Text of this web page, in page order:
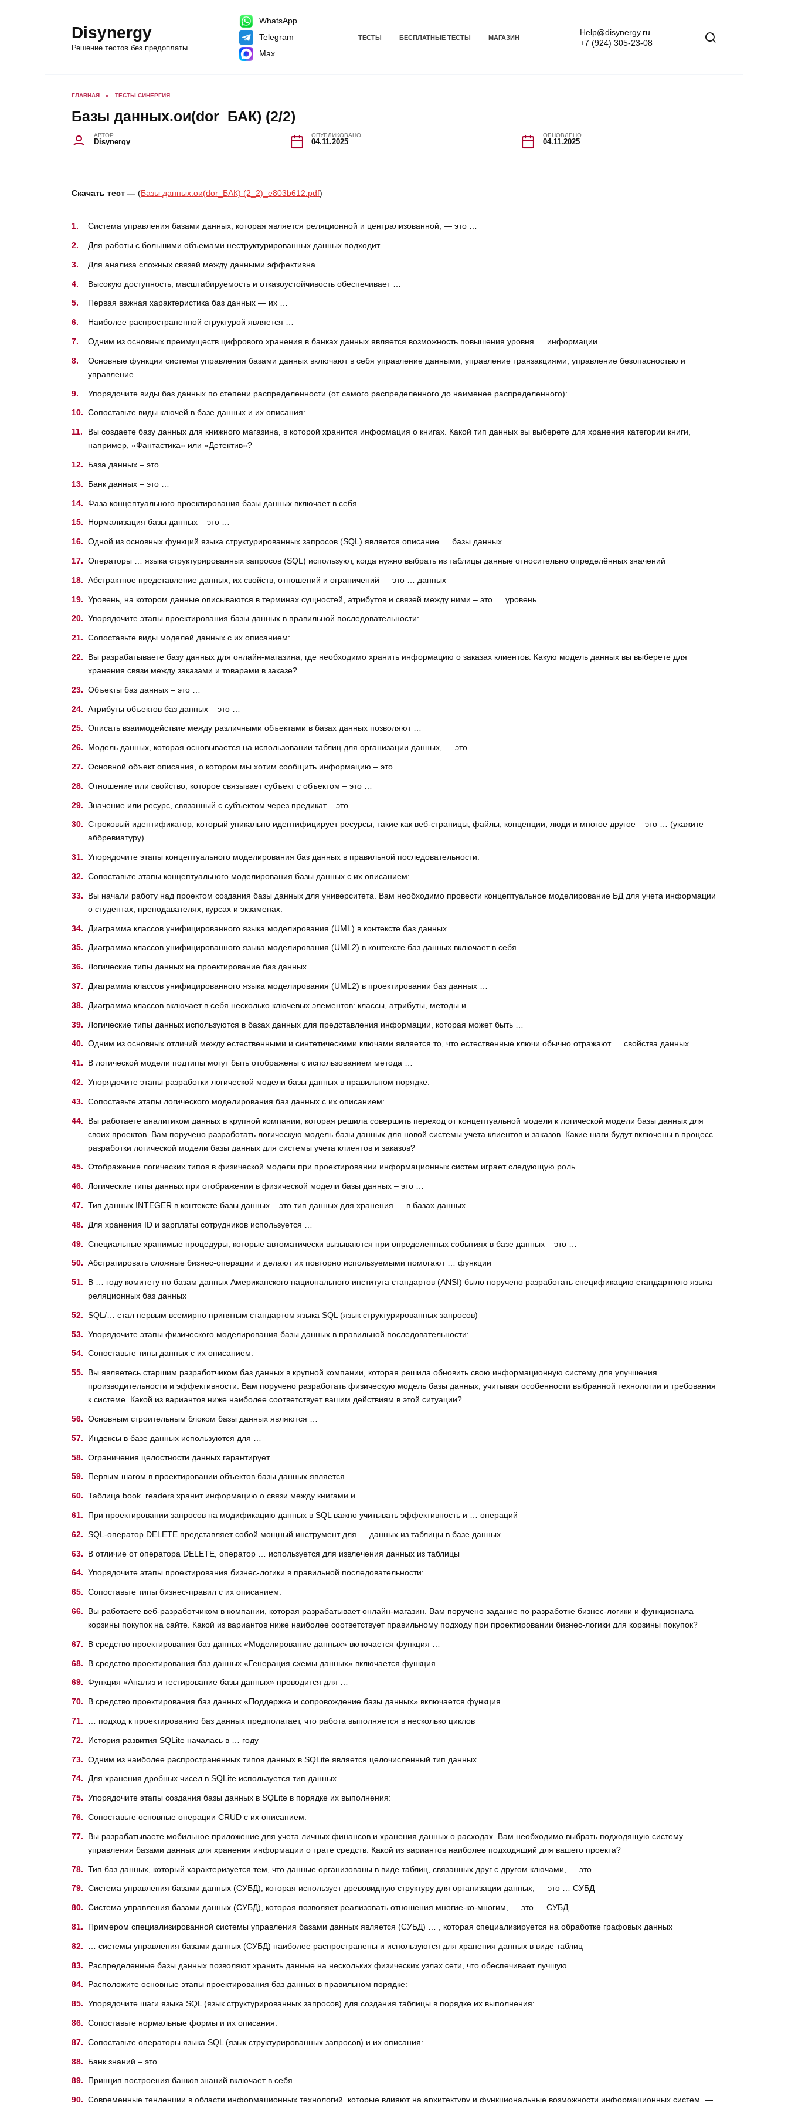
Disynergy
Решение тестов без предоплаты
WhatsApp
Telegram
Max
ТЕСТЫ БЕСПЛАТНЫЕ ТЕСТЫ МАГАЗИН
Help@disynergy.ru
+7 (924) 305-23-08
ГЛАВНАЯ » ТЕСТЫ СИНЕРГИЯ
Базы данных.ои(dor_БАК) (2/2)
АВТОР
Disynergy
ОПУБЛИКОВАНО
04.11.2025
ОБНОВЛЕНО
04.11.2025
Скачать тест — (Базы данных.ои(dor_БАК) (2_2)_e803b612.pdf)
Система управления базами данных, которая является реляционной и централизованной, — это …
Для работы с большими объемами неструктурированных данных подходит …
Для анализа сложных связей между данными эффективна …
Высокую доступность, масштабируемость и отказоустойчивость обеспечивает …
Первая важная характеристика баз данных — их …
Наиболее распространенной структурой является …
Одним из основных преимуществ цифрового хранения в банках данных является возможность повышения уровня … информации
Основные функции системы управления базами данных включают в себя управление данными, управление транзакциями, управление безопасностью и
управление …
Упорядочите виды баз данных по степени распределенности (от самого распределенного до наименее распределенного):
Сопоставьте виды ключей в базе данных и их описания:
Вы создаете базу данных для книжного магазина, в которой хранится информация о книгах. Какой тип данных вы выберете для хранения категории книги,
например, «Фантастика» или «Детектив»?
База данных – это …
Банк данных – это …
Фаза концептуального проектирования базы данных включает в себя …
Нормализация базы данных – это …
Одной из основных функций языка структурированных запросов (SQL) является описание … базы данных
Операторы … языка структурированных запросов (SQL) используют, когда нужно выбрать из таблицы данные относительно определённых значений
Абстрактное представление данных, их свойств, отношений и ограничений — это … данных
Уровень, на котором данные описываются в терминах сущностей, атрибутов и связей между ними – это … уровень
Упорядочите этапы проектирования базы данных в правильной последовательности:
Сопоставьте виды моделей данных с их описанием:
Вы разрабатываете базу данных для онлайн-магазина, где необходимо хранить информацию о заказах клиентов. Какую модель данных вы выберете для
хранения связи между заказами и товарами в заказе?
Объекты баз данных – это …
Атрибуты объектов баз данных – это …
Описать взаимодействие между различными объектами в базах данных позволяют …
Модель данных, которая основывается на использовании таблиц для организации данных, — это …
Основной объект описания, о котором мы хотим сообщить информацию – это …
Отношение или свойство, которое связывает субъект с объектом – это …
Значение или ресурс, связанный с субъектом через предикат – это …
Строковый идентификатор, который уникально идентифицирует ресурсы, такие как веб-страницы, файлы, концепции, люди и многое другое – это … (укажите
аббревиатуру)
Упорядочите этапы концептуального моделирования баз данных в правильной последовательности:
Сопоставьте этапы концептуального моделирования базы данных с их описанием:
Вы начали работу над проектом создания базы данных для университета. Вам необходимо провести концептуальное моделирование БД для учета информации
о студентах, преподавателях, курсах и экзаменах.
Диаграмма классов унифицированного языка моделирования (UML) в контексте баз данных …
Диаграмма классов унифицированного языка моделирования (UML2) в контексте баз данных включает в себя …
Логические типы данных на проектирование баз данных …
Диаграмма классов унифицированного языка моделирования (UML2) в проектировании баз данных …
Диаграмма классов включает в себя несколько ключевых элементов: классы, атрибуты, методы и …
Логические типы данных используются в базах данных для представления информации, которая может быть …
Одним из основных отличий между естественными и синтетическими ключами является то, что естественные ключи обычно отражают … свойства данных
В логической модели подтипы могут быть отображены с использованием метода …
Упорядочите этапы разработки логической модели базы данных в правильном порядке:
Сопоставьте этапы логического моделирования баз данных с их описанием:
Вы работаете аналитиком данных в крупной компании, которая решила совершить переход от концептуальной модели к логической модели базы данных для
своих проектов. Вам поручено разработать логическую модель базы данных для новой системы учета клиентов и заказов. Какие шаги будут включены в процесс
разработки логической модели базы данных для системы учета клиентов и заказов?
Отображение логических типов в физической модели при проектировании информационных систем играет следующую роль …
Логические типы данных при отображении в физической модели базы данных – это …
Тип данных INTEGER в контексте базы данных – это тип данных для хранения … в базах данных
Для хранения ID и зарплаты сотрудников используется …
Специальные хранимые процедуры, которые автоматически вызываются при определенных событиях в базе данных – это …
Абстрагировать сложные бизнес-операции и делают их повторно используемыми помогают … функции
В … году комитету по базам данных Американского национального института стандартов (ANSI) было поручено разработать спецификацию стандартного языка
реляционных баз данных
SQL/… стал первым всемирно принятым стандартом языка SQL (язык структурированных запросов)
Упорядочите этапы физического моделирования базы данных в правильной последовательности:
Сопоставьте типы данных с их описанием:
Вы являетесь старшим разработчиком баз данных в крупной компании, которая решила обновить свою информационную систему для улучшения
производительности и эффективности. Вам поручено разработать физическую модель базы данных, учитывая особенности выбранной технологии и требования
к системе. Какой из вариантов ниже наиболее соответствует вашим действиям в этой ситуации?
Основным строительным блоком базы данных являются …
Индексы в базе данных используются для …
Ограничения целостности данных гарантирует …
Первым шагом в проектировании объектов базы данных является …
Таблица book_readers хранит информацию о связи между книгами и …
При проектировании запросов на модификацию данных в SQL важно учитывать эффективность и … операций
SQL-оператор DELETE представляет собой мощный инструмент для … данных из таблицы в базе данных
В отличие от оператора DELETE, оператор … используется для извлечения данных из таблицы
Упорядочите этапы проектирования бизнес-логики в правильной последовательности:
Сопоставьте типы бизнес-правил с их описанием:
Вы работаете веб-разработчиком в компании, которая разрабатывает онлайн-магазин. Вам поручено задание по разработке бизнес-логики и функционала
корзины покупок на сайте. Какой из вариантов ниже наиболее соответствует правильному подходу при проектировании бизнес-логики для корзины покупок?
В средство проектирования баз данных «Моделирование данных» включается функция …
В средство проектирования баз данных «Генерация схемы данных» включается функция …
Функция «Анализ и тестирование базы данных» проводится для …
В средство проектирования баз данных «Поддержка и сопровождение базы данных» включается функция …
… подход к проектированию баз данных предполагает, что работа выполняется в несколько циклов
История развития SQLite началась в … году
Одним из наиболее распространенных типов данных в SQLite является целочисленный тип данных ….
Для хранения дробных чисел в SQLite используется тип данных …
Упорядочите этапы создания базы данных в SQLite в порядке их выполнения:
Сопоставьте основные операции CRUD с их описанием:
Вы разрабатываете мобильное приложение для учета личных финансов и хранения данных о расходах. Вам необходимо выбрать подходящую систему
управления базами данных для хранения информации о трате средств. Какой из вариантов наиболее подходящий для вашего проекта?
Тип баз данных, который характеризуется тем, что данные организованы в виде таблиц, связанных друг с другом ключами, — это …
Система управления базами данных (СУБД), которая использует древовидную структуру для организации данных, — это … СУБД
Система управления базами данных (СУБД), которая позволяет реализовать отношения многие-ко-многим, — это … СУБД
Примером специализированной системы управления базами данных является (СУБД) … , которая специализируется на обработке графовых данных
… системы управления базами данных (СУБД) наиболее распространены и используются для хранения данных в виде таблиц
Распределенные базы данных позволяют хранить данные на нескольких физических узлах сети, что обеспечивает лучшую …
Расположите основные этапы проектирования баз данных в правильном порядке:
Упорядочите шаги языка SQL (язык структурированных запросов) для создания таблицы в порядке их выполнения:
Сопоставьте нормальные формы и их описания:
Сопоставьте операторы языка SQL (язык структурированных запросов) и их описания:
Банк знаний – это …
Принцип построения банков знаний включает в себя …
Современные тенденции в области информационных технологий, которые влияют на архитектуру и функциональные возможности информационных систем, —